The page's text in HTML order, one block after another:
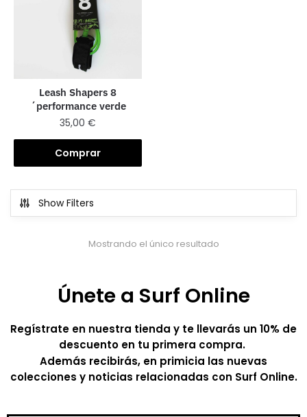
Leash Shapers 8
´performance verde
35,00€
Comprar
Show Filters
Mostrando el único resultado
Únete a Surf Online
Regístrate en nuestra tienda y te llevarás un 10% de
descuento en tu primera compra.
Además recibirás, en primicia las nuevas
colecciones y noticias relacionadas con Surf Online.